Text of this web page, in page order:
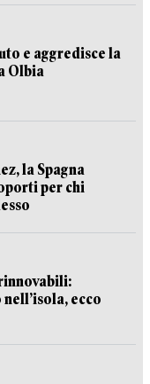
e aggredisce la
Olbia
la Spagna
per chi
ecco